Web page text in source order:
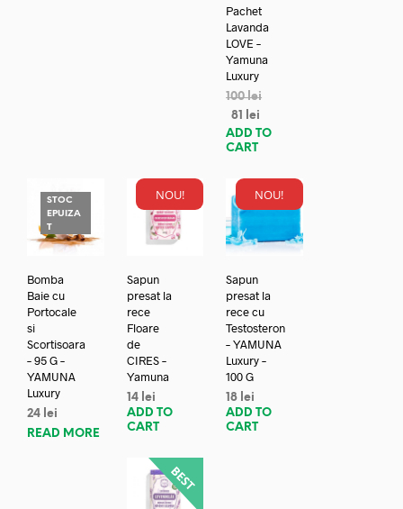
Pachet
Lavanda
LOVE –
Yamuna
Luxury
100lei
81
lei
ADD TO
CART
STOC
EPUIZA
T
Bomba
Baie cu
Portocale
si
Scortisoara
– 95 G –
YAMUNA
Luxury
24 lei
READ MORE
NOU!
Sapun
presat la
rece
Floare
de
CIRES –
Yamuna
14 lei
ADD TO
CART
NOU!
Sapun
presat la
rece cu
Testosteron
– YAMUNA
Luxury –
100 G
18 lei
ADD TO
CART